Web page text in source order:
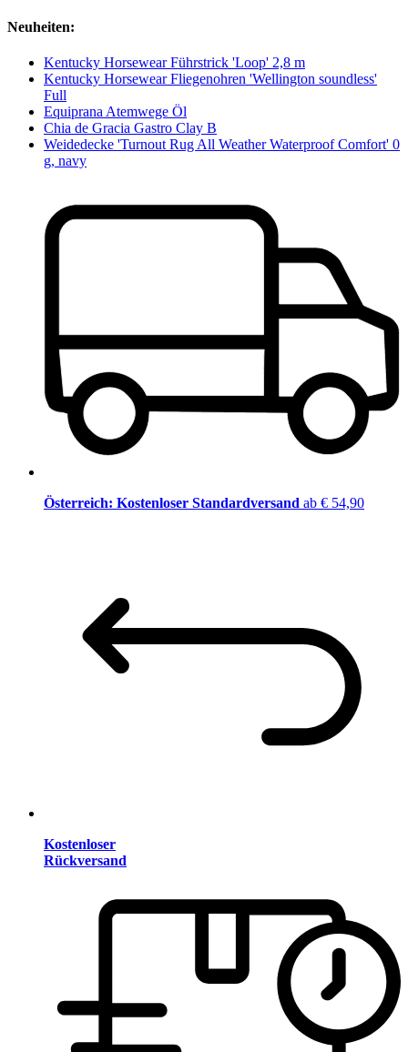
Neuheiten:
Kentucky Horsewear Führstrick 'Loop' 2,8 m
Kentucky Horsewear Fliegenohren 'Wellington soundless'
Full
Equiprana Atemwege Öl
Chia de Gracia Gastro Clay B
Weidedecke 'Turnout Rug All Weather Waterproof Comfort' 0
g, navy
Österreich: Kostenloser Standardversand ab € 54,90
Kostenloser
Rückversand